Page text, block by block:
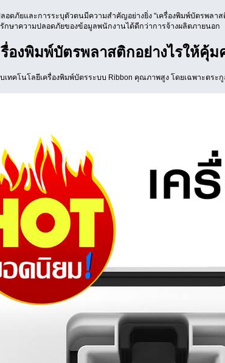
อดภัยและการระบุตัวตนมีความสำคัญอย่างยิ่ง "เครื่องพิมพ์บัตรพลา
รักษาความปลอดภัยของข้อมูลพนักงานได้ดีกว่าการจ้างผลิตภายนอก
รื่องพิมพ์บัตรพลาสติกอย่างไรให้คุ้ม
เทคโนโลยีเครื่องพิมพ์บัตรระบบ Ribbon คุณภาพสูง โดยเฉพาะตระ